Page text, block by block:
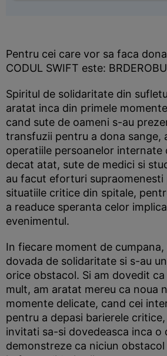
Pentru cei care vor sa faca
CODUL SWIFT este:
Spiritul de solidaritate din
aratat inca din primele
cand sute de oameni s-au
transfuzii pentru a dona sange,
operatiile persoanelor internate
decat atat, sute de medici si
au facut eforturi supraomenesti
situatiile critice din spitale,
a readuce speranta celor
evenimentul.
In fiecare moment de
dovada de solidaritate si s-au
orice obstacol. Si am dovedit
mult, am aratat mereu ca noua
momente delicate, cand cei
pentru a depasi barierele
invitati sa-si dovedeasca inca o
demonstreze ca niciun